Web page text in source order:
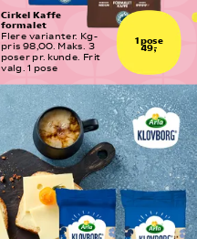
1 pose
49,-
Cirkel Kaffe
formalet
Flere varianter. Kg-
pris 98,00. Maks. 3
poser pr. kunde. Frit
valg. 1 pose